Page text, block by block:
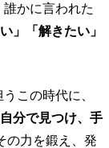
誰かに言われた
」「解きたい」
この時代に、
分で見つけ、手
の力を鍛え、発